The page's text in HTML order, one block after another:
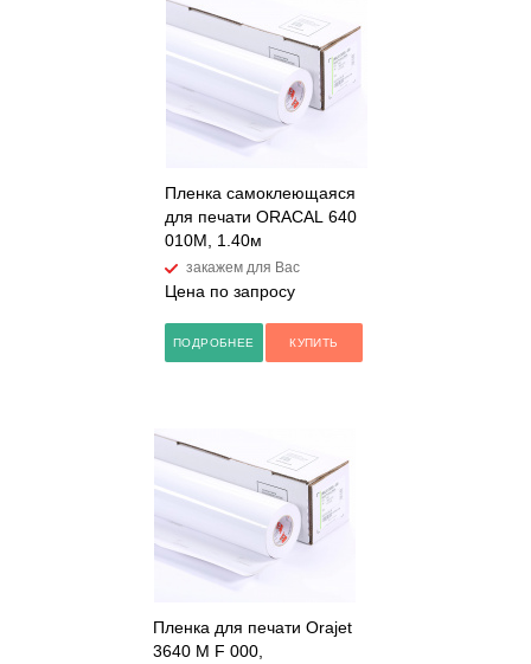
Пленка самоклеющаяся
для печати ORACAL 640
010M, 1.40м
закажем для Вас
Цена по запросу
ПОДРОБНЕЕ КУПИТЬ
Пленка для печати Orajet
3640 M F 000,